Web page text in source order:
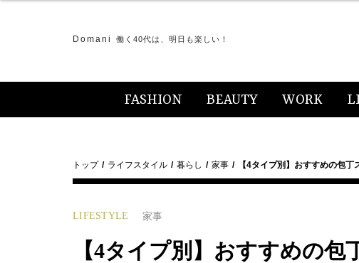
Domani 働く40代は、明日も楽しい！
FASHION BEAUTY WORK
トップ ライフスタイル 暮らし 家事 【4タイプ別】おすすめの包
LIFESTYLE 家事
【4タイプ別】おすすめの